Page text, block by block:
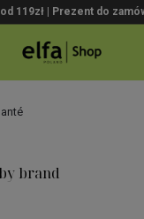
119zł | Prezent do
brand